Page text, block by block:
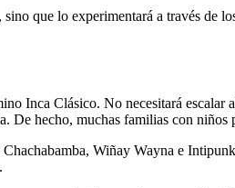
que lo experimentará a través de
Inca Clásico. No necesitará
De hecho, muchas familias con
Wiñay Wayna e